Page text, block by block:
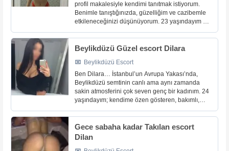
profil makalesiyle kendimi tanıtmak istiyorum.
Benimle tanıştığınızda, güzelliğim ve cazibemle
etkileneceğinizi düşünüyorum. 23 yaşındayım ve
yaşıyorum. Uzun, [...]
Beylikdüzü Güzel escort Dilara
Beylikdüzü Escort
Ben Dilara… İstanbul’un Avrupa Yakası’nda,
Beylikdüzü semtinin canlı ama aynı zamanda
sakin atmosferini çok seven genç bir kadınım. 24
yaşındayım; kendime özen gösteren, bakımlı,
biriyim. 1.67 boyunda, [...]
Gece sabaha kadar Takılan escort
Dilan